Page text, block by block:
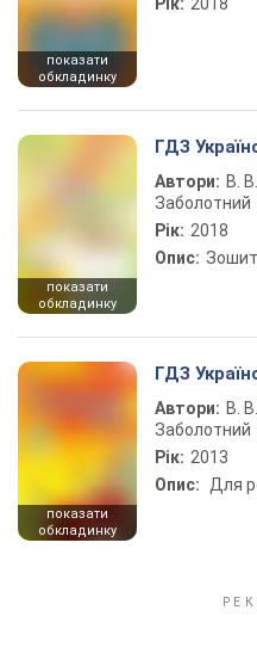
показати
обкладинку
показати
обкладинку
ГДЗ
Автори: В.
Заболотний
Рік: 2018
Опис: Зошит
показати
обкладинку
ГДЗ
Автори: В.
Заболотний
Рік: 2013
Опис:
Для